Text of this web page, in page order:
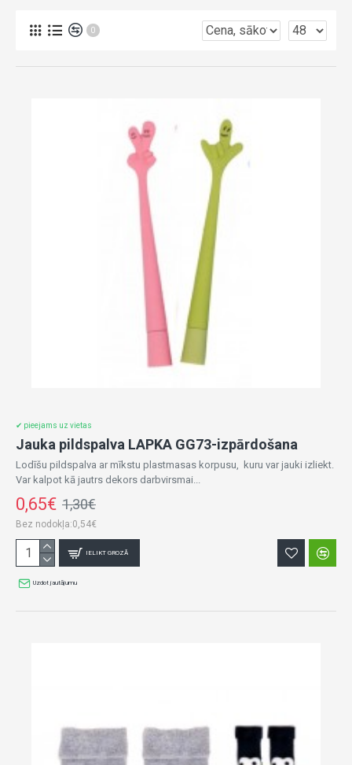
0
✔ pieejams uz vietas
Jauka pildspalva LAPKA GG73-izpārdošana
Lodīšu pildspalva ar mīkstu plastmasas korpusu, kuru var jauki izliekt.
Var kalpot kā jautrs dekors darbvirsmai...
0,65€ 1,30€
Bez nodokļa:0,54€
IELIKT GROZĀ
Uzdot jautājumu